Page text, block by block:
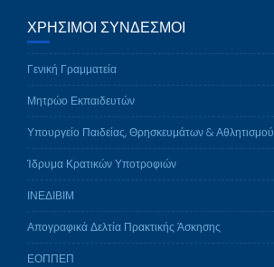
ΧΡΉΣΙΜΟΙ ΣΎΝΔΕΣΜΟΙ
Γενική Γραμματεία
Μητρώο Εκπαιδευτών
Υπουργείο Παιδείας, Θρησκευμάτων & Αθλητισμού
Ίδρυμα Κρατικών Υποτροφιών
ΙΝΕΔΙΒΙΜ
Απογραφικά Δελτία Πρακτικής Άσκησης
ΕΟΠΠΕΠ